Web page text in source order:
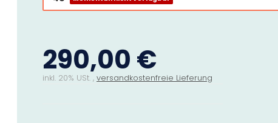
290,00 €
inkl. 20% USt. , versandkostenfreie Lieferung